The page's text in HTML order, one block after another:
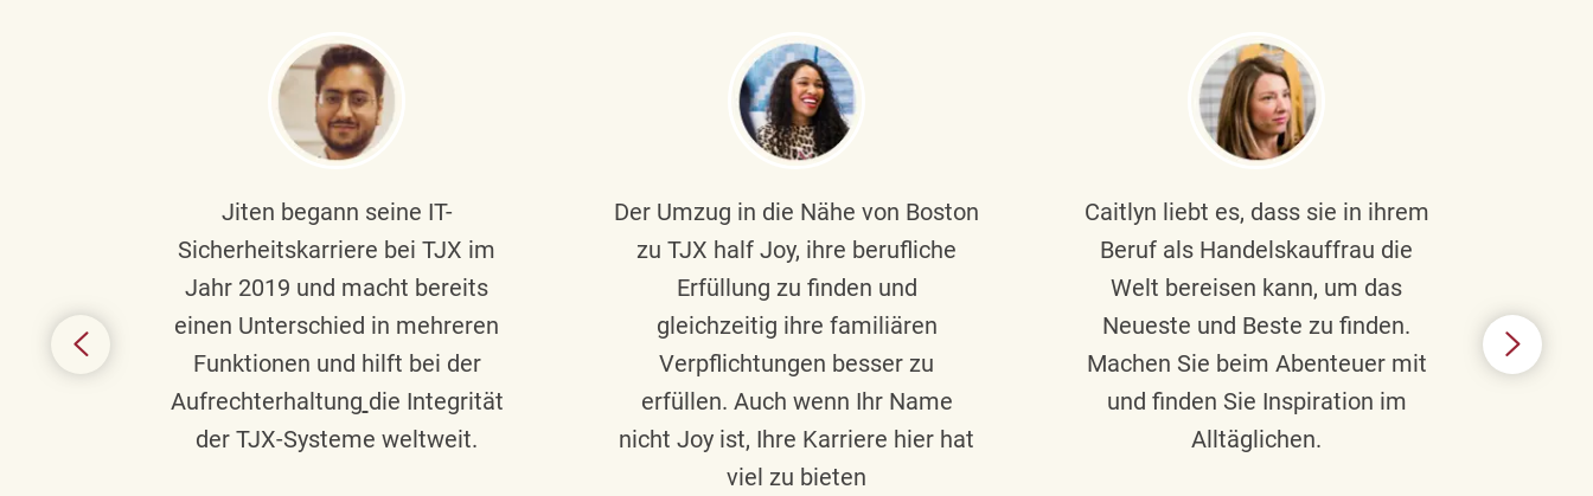
Jiten begann seine IT-
Sicherheitskarriere bei TJX im
Jahr 2019 und macht bereits
einen Unterschied in mehreren
Funktionen und hilft bei der
Aufrechterhaltung die Integrität
der TJX-Systeme weltweit.
Der Umzug in die Nähe von Boston
zu TJX half Joy, ihre berufliche
Erfüllung zu finden und
gleichzeitig ihre familiären
Verpflichtungen besser zu
erfüllen. Auch wenn Ihr Name
nicht Joy ist, Ihre Karriere hier hat
viel zu bieten
Caitlyn liebt es, dass sie in ihrem
Beruf als Handelskauffrau die
Welt bereisen kann, um das
Neueste und Beste zu finden.
Machen Sie beim Abenteuer mit
und finden Sie Inspiration im
Alltäglichen.